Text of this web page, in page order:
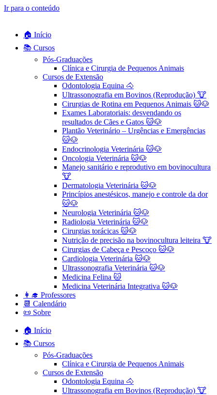
Ir para o conteúdo
🏠 Início
📚 Cursos
Pós-Graduações
Clínica e Cirurgia de Pequenos Animais
Cursos de Extensão
Odontologia Equina 🐴
Ultrassonografia em Bovinos (Reprodução) 🐮
Cirurgias de Rotina em Pequenos Animais ​🐱🐶
Exames Laboratoriais: desvendando os
resultados de Cães e Gatos 🐱🐶
Plantão Veterinário – Urgências e Emergências
🐱🐶
Endocrinologia Veterinária 🐱🐶
Oncologia Veterinária 🐱🐶
Manejo sanitário e reprodutivo em bovinocultura
🐮
Dermatologia Veterinária 🐱🐶
Princípios anestésicos, manejo e controle da dor
🐱🐶
Neurologia Veterinária 🐱🐶
Radiologia Veterinária 🐱🐶
Cirurgias torácicas 🐱🐶
Nutrição de precisão na bovinocultura leiteira 🐮
Cirurgias de Cabeça e Pescoço 🐱🐶
Cardiologia Veterinária 🐱🐶
Ultrassonografia Veterinária 🐱🐶
Medicina Felina 🐱
Medicina Veterinária Integrativa 🐱🐶
👩‍🎓 Professores
📆 Calendário
📜 Sobre
🏠 Início
📚 Cursos
Pós-Graduações
Clínica e Cirurgia de Pequenos Animais
Cursos de Extensão
Odontologia Equina 🐴
Ultrassonografia em Bovinos (Reprodução) 🐮